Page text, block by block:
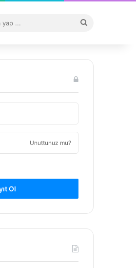
...
Unuttunuz mu?
Ol